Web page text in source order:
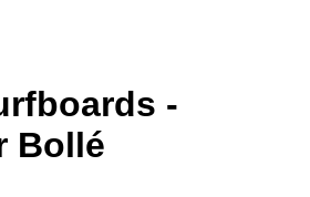
-
Bollé